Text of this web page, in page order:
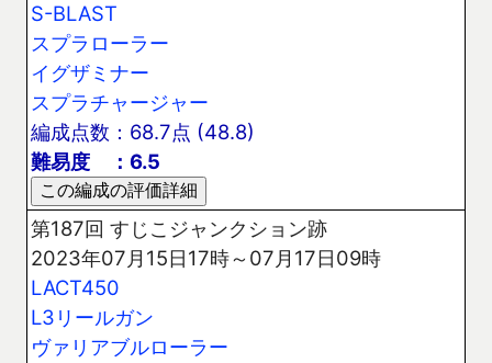
S-BLAST
スプラローラー
イグザミナー
スプラチャージャー
編成点数：68.7点 (48.8)
難易度 ：6.5
第187回 すじこジャンクション跡
2023年07月15日17時～07月17日09時
LACT450
L3リールガン
ヴァリアブルローラー